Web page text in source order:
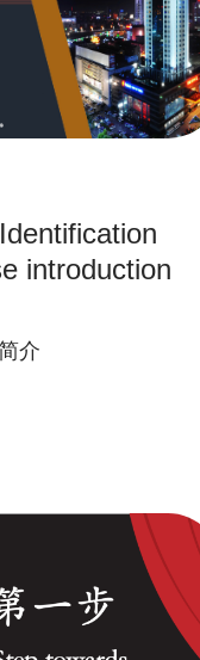
introduction
介